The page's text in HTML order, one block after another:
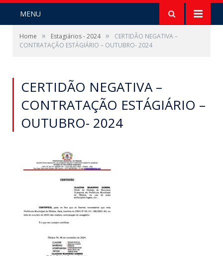
MENU
Home » Estagiários - 2024 »
CERTIDÃO NEGATIVA –
CONTRATAÇÃO ESTÁGIÁRIO – OUTUBRO- 2024
CERTIDÃO NEGATIVA –
CONTRATAÇÃO ESTÁGIÁRIO –
OUTUBRO- 2024